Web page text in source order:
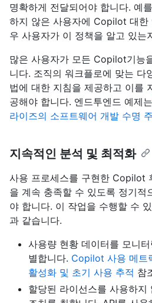
명확하게 전달되어야 합니다. 예
하지 않은 사용자에 Copilot 대한
우 사용자가 이 정책을 알고 있는
많은 사용자가 모든 Copilot기능
니다. 조직의 워크플로에 맞는 다
법에 대한 지침을 제공하고 이를
공해야 합니다. 엔드투엔드 예제는
라이즈의 소프트웨어 개발 수명
지속적인 분석 및 최적화
사용 프로세스를 구현한 Copilot
을 계속 충족할 수 있도록 정기적
야 합니다. 이 작업을 수행할 수
과 같습니다.
사용량 현황 데이터를 모니
별합니다. Copilot 사용 메트
활성화 및 초기 사용 추적 참
할당된 라이선스를 사용하